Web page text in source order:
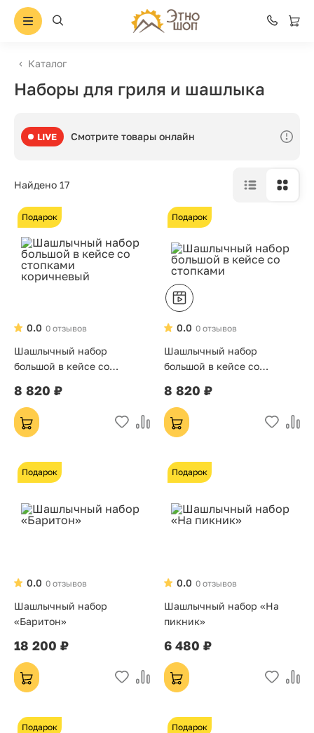
Каталог
Наборы для гриля и шашлыка
LIVE Смотрите товары онлайн
Найдено 17
Подарок
0 отзывов
0.0
Шашлычный набор
большой в кейсе со
8 820 ₽
Подарок
0 отзывов
0.0
Шашлычный набор
большой в кейсе со
8 820 ₽
Подарок
0 отзывов
0.0
Шашлычный набор
«Баритон»
18 200 ₽
Подарок
0 отзывов
0.0
Шашлычный набор «На
пикник»
6 480 ₽
Подарок Подарок